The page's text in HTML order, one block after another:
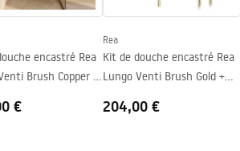
encastré Rea
Brush Copper +
€
Rea
Kit de douche encastré Rea
Lungo Venti Brush Gold +
204,00 €